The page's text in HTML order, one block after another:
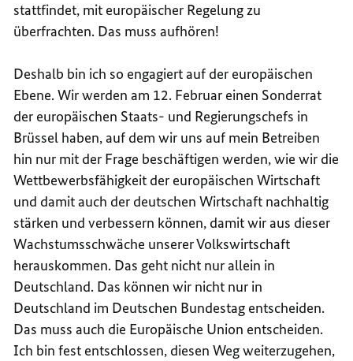
stattfindet, mit europäischer Regelung zu
überfrachten. Das muss aufhören!
Deshalb bin ich so engagiert auf der europäischen
Ebene. Wir werden am 12. Februar einen Sonderrat
der europäischen Staats- und Regierungschefs in
Brüssel haben, auf dem wir uns auf mein Betreiben
hin nur mit der Frage beschäftigen werden, wie wir die
Wettbewerbsfähigkeit der europäischen Wirtschaft
und damit auch der deutschen Wirtschaft nachhaltig
stärken und verbessern können, damit wir aus dieser
Wachstumsschwäche unserer Volkswirtschaft
herauskommen. Das geht nicht nur allein in
Deutschland. Das können wir nicht nur in
Deutschland im Deutschen Bundestag entscheiden.
Das muss auch die Europäische Union entscheiden.
Ich bin fest entschlossen, diesen Weg weiterzugehen,